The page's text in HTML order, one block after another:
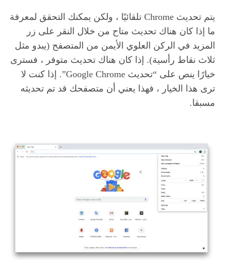
يتم تحديث Chrome تلقائيًا ، ولكن يمكنك التحقق لمعرفة
ما إذا كان هناك تحديث متاح من خلال النقر على زر
المزيد في الركن العلوي الأيمن من المتصفح (يبدو مثل
ثلاث نقاط رأسية). إذا كان هناك تحديث متوفر ، فسترى
خيارًا ينص على “تحديث Google Chrome”. إذا كنت لا
ترى هذا الخيار ، فهذا يعني أن متصفحك قد تم تحديثه
مسبقا.